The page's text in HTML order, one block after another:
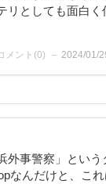
リとしても面白
メント(0) 2024/01/
外事警察」とい
なんだけと、こ